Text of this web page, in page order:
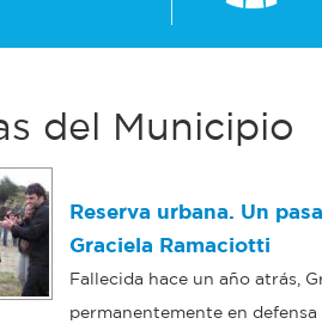
del Municipio
Reserva urbana. Un
Graciela Ramaciotti
Fallecida hace un año atrás,
permanentemente en